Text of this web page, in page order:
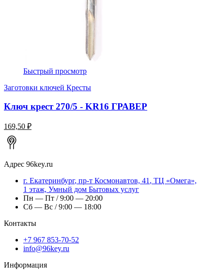
Быстрый просмотр
Заготовки ключей Кресты
Ключ крест 270/5 - KR16 ГРАВЕР
169,50 ₽
Адрес 96key.ru
г. Екатеринбург, пр-т Космонавтов, 41, ТЦ «Омега»,
1 этаж, Умный дом Бытовых услуг
Пн — Пт / 9:00 — 20:00
Сб — Вс / 9:00 — 18:00
Контакты
+7 967 853-70-52
info@96key.ru
Информация